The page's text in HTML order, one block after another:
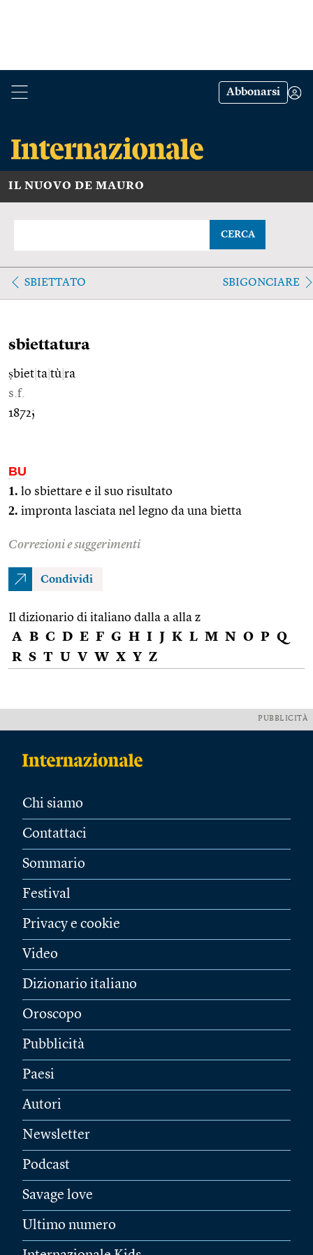
Abbonarsi
IL NUOVO DE MAURO
CERCA
SBIETTATO SBIGONCIARE
sbiettatura
ṣbiet ta tù ra
s.f.
1872;
BU
1. lo sbiettare e il suo risultato
2. impronta lasciata nel legno da una bietta
Correzioni e suggerimenti
Condividi
Il dizionario di italiano dalla a alla z
A B C D E F G H I J K L M N O P Q
R S T U V W X Y Z
PUBBLICITÀ
Chi siamo
Contattaci
Sommario
Festival
Privacy e cookie
Video
Dizionario italiano
Oroscopo
Pubblicità
Paesi
Autori
Newsletter
Podcast
Savage love
Ultimo numero